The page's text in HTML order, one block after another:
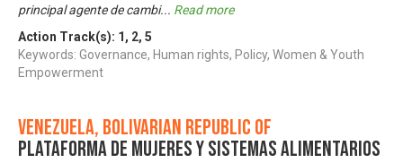
principal agente de cambi... Read more
Action Track(s): 1 , 2, 5
Keywords: Governance, Human rights, Policy, Women & Youth
Empowerment
Venezuela, Bolivarian Republic of
Plataforma de Mujeres y Sistemas Alimentarios